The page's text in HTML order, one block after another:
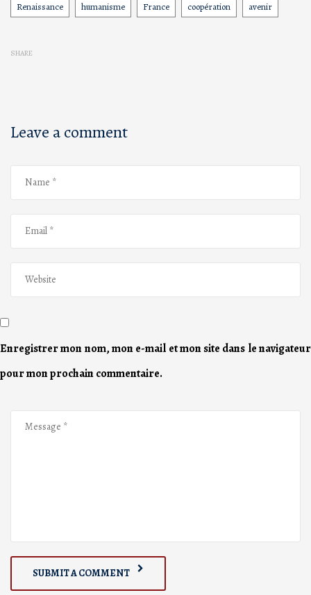
Tags
Renaissance humanisme France coopération avenir
SHARE
Leave a comment
Enregistrer mon nom, mon e-mail et mon site dans le navigateur
pour mon prochain commentaire.
SUBMIT A COMMENT